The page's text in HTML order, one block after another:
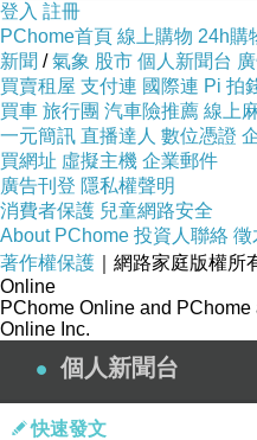
登入 註冊
PChome首頁 線上購物 24h購
新聞 /氣象 股市 個人新聞台
買賣租屋 支付連 國際連 Pi 拍
買車 旅行團 汽車險推薦 線上
一元簡訊 直播達人 數位憑證
買網址 虛擬主機 企業郵件
廣告刊登 隱私權聲明
消費者保護 兒童網路安全
About PChome 投資人聯絡 徵
著作權保護 ｜網路家庭版權所
Online
PChome Online and
Online Inc.
個人新聞台
快速發文